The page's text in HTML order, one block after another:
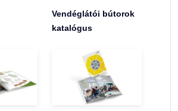
Vendéglátói bútorok
katalógus